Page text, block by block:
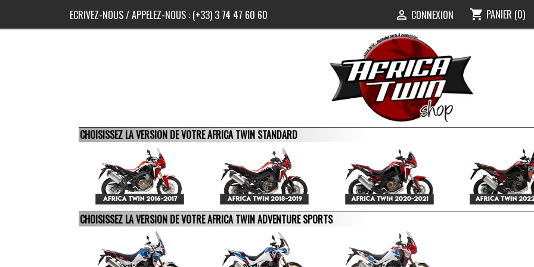
ECRIVEZ-NOUS/ APPELEZ-NOUS : (+33) 3 74 47 60 60  CONNEXION shopping_cart PANIER (0)
CHOISISSEZ LA VERSION DE VOTRE AFRICA TWIN STANDARD
CHOISISSEZ LA VERSION DE VOTRE AFRICA TWIN ADVENTURE SPORTS